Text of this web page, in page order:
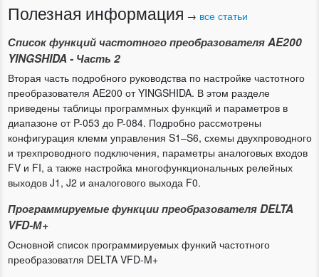
Полезная информация → все статьи
Список функций частотного преобразователя AE200
YINGSHIDA - Часть 2
Вторая часть подробного руководства по настройке частотного
преобразователя AE200 от YINGSHIDA. В этом разделе
приведены таблицы программных функций и параметров в
диапазоне от P-053 до P-084. Подробно рассмотрены
конфигурация клемм управления S1–S6, схемы двухпроводного
и трехпроводного подключения, параметры аналоговых входов
FV и FI, а также настройка многофункциональных релейных
выходов J1, J2 и аналогового выхода F0.
Программируемые функции преобразователя DELTA
VFD-М+
Основной список программируемых функий частотного
преобразоватля DELTA VFD-M+